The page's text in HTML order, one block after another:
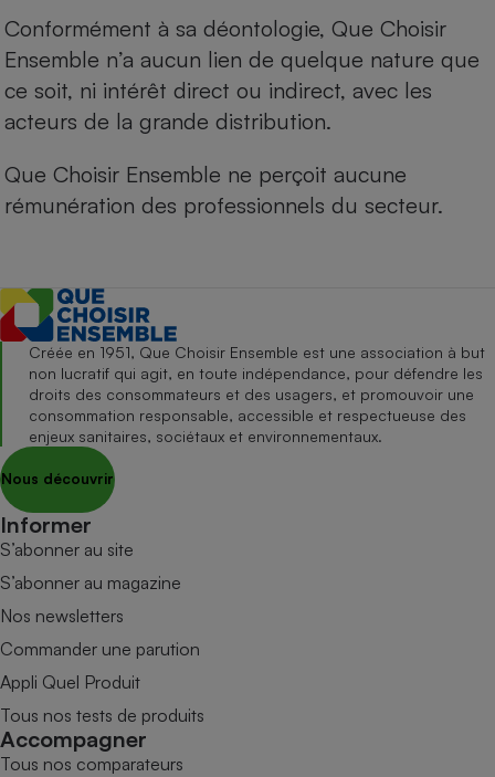
Conformément à sa déontologie, Que Choisir
Ensemble n’a aucun lien de quelque nature que
ce soit, ni intérêt direct ou indirect, avec les
acteurs de la grande distribution.
Que Choisir Ensemble ne perçoit aucune
rémunération des professionnels du secteur.
Créée en 1951, Que Choisir Ensemble est une association à but
non lucratif qui agit, en toute indépendance, pour défendre les
droits des consommateurs et des usagers, et promouvoir une
consommation responsable, accessible et respectueuse des
enjeux sanitaires, sociétaux et environnementaux.
Nous découvrir
Informer
S’abonner au site
S’abonner au magazine
Nos newsletters
Commander une parution
Appli Quel Produit
Tous nos tests de produits
Accompagner
Tous nos comparateurs